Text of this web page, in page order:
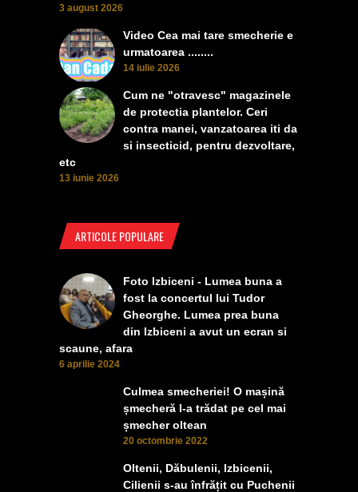
3 august 2026
Video Cea mai tare smecherie e
urmatoarea ........
14 iulie 2026
Cum ne "otravesc" magazinele
de protectia plantelor. Ceri
contra manei, vanzatoarea iti da
si insecticid, pentru dezvoltare,
etc
13 iunie 2026
ARTICOLE POPULARE
Foto Izbiceni - Lumea buna a
fost la concertul lui Tudor
Gheorghe. Lumea prea buna
din Izbiceni a avut un ecran si
scaune, afara
6 aprilie 2024
Culmea smecheriei! O mașină
șmecheră l-a trădat pe cel mai
șmecher oltean
20 octombrie 2022
Oltenii, Dăbulenii, Izbicenii,
Cilienii s-au înfrățit cu Puchenii